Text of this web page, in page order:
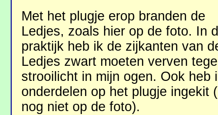
Met het plugje erop branden de
Ledjes, zoals hier op de foto. In
praktijk heb ik de zijkanten van
Ledjes zwart moeten verven
strooilicht in mijn ogen. Ook heb
onderdelen op het plugje ingekit
nog niet op de foto).